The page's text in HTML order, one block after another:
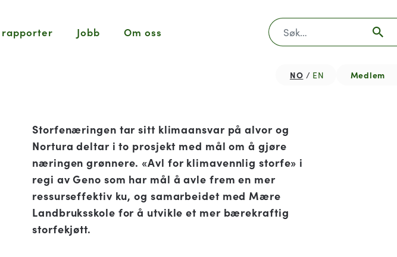
rapporter Jobb Om oss Søk
Medlem
NO
EN
Storfenæringen tar sitt klimaansvar på alvor og
Nortura deltar i to prosjekt med mål om å gjøre
næringen grønnere. «Avl for klimavennlig storfe» i
regi av Geno som har mål å avle frem en mer
ressurseffektiv ku, og samarbeidet med Mære
Landbruksskole for å utvikle et mer bærekraftig
storfekjøtt.